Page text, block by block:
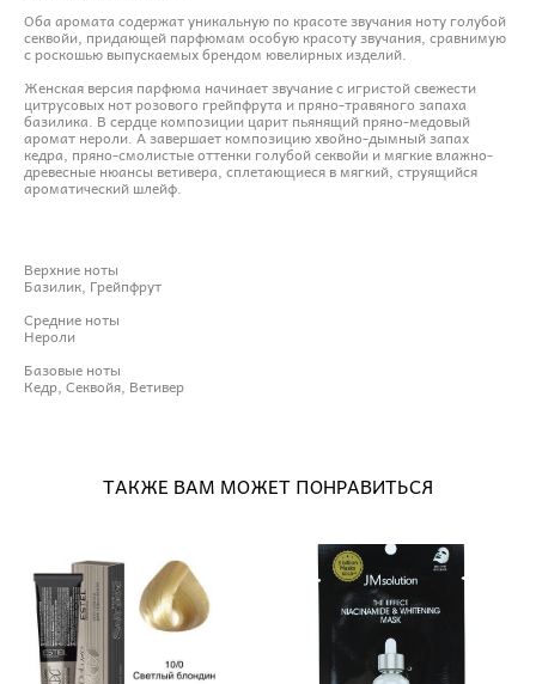
Оба аромата содержат уникальную по красоте звучания ноту голубой
секвойи, придающей парфюмам особую красоту звучания, сравнимую
с роскошью выпускаемых брендом ювелирных изделий.
Женская версия парфюма начинает звучание с игристой свежести
цитрусовых нот розового грейпфрута и пряно-травяного запаха
базилика. В сердце композиции царит пьянящий пряно-медовый
аромат нероли. А завершает композицию хвойно-дымный запах
кедра, пряно-смолистые оттенки голубой секвойи и мягкие влажно-
древесные нюансы ветивера, сплетающиеся в мягкий, струящийся
ароматический шлейф.
Верхние ноты
Базилик, Грейпфрут
Средние ноты
Нероли
Базовые ноты
Кедр, Секвойя, Ветивер
ТАКЖЕ ВАМ МОЖЕТ ПОНРАВИТЬСЯ